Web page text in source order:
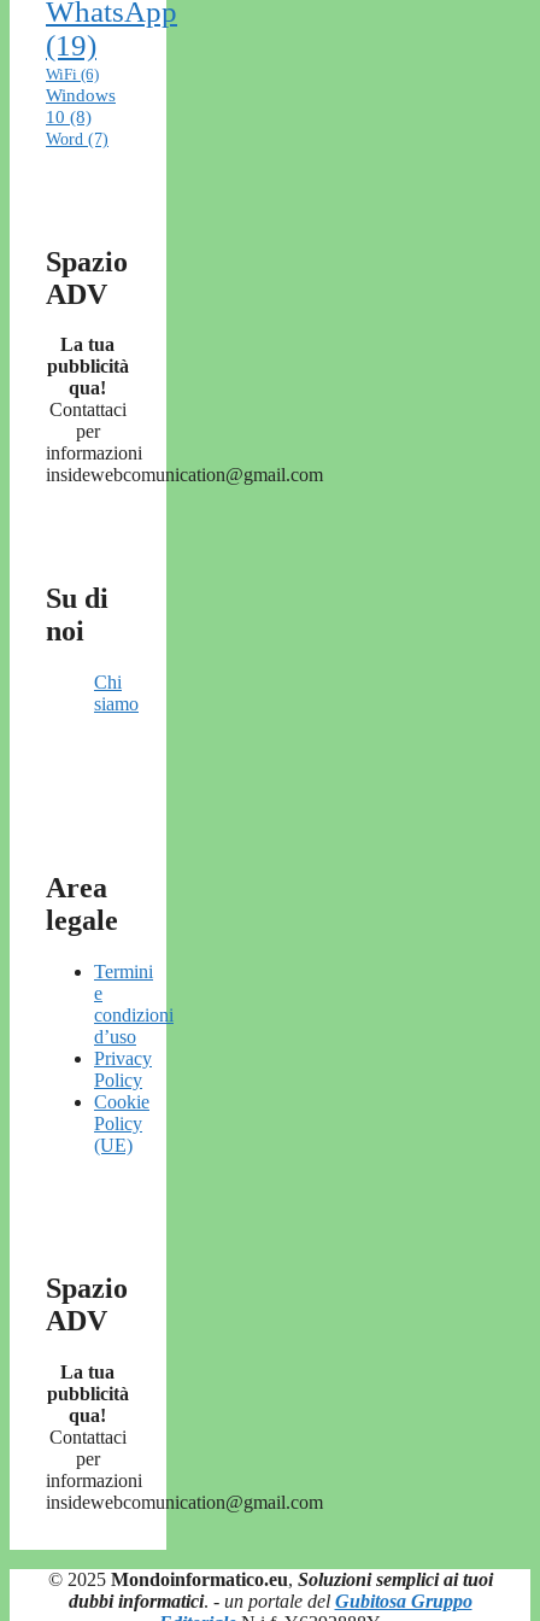
WhatsApp
(19)
WiFi (6)
Windows
10 (8)
Word (7)
Spazio
ADV
La tua
pubblicità
qua!
Contattaci
per
informazioni
insidewebcomunication@gmail.com
Su di
noi
Chi
siamo
Area
legale
Termini
e
condizioni
d’uso
Privacy
Policy
Cookie
Policy
(UE)
Spazio
ADV
La tua
pubblicità
qua!
Contattaci
per
informazioni
insidewebcomunication@gmail.com
© 2025 Mondoinformatico.eu, Soluzioni semplici ai tuoi
dubbi informatici. - un portale del Gubitosa Gruppo